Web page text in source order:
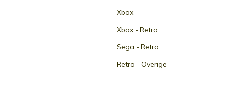
Xbox
Xbox - Retro
Sega - Retro
Retro - Overige